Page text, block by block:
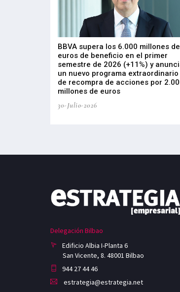
BBVA supera los 6.000 millones de
euros de beneficio en el primer
semestre de 2026 (+11%) y
un nuevo programa extraordinario
de recompra de acciones por
millones de euros
30-Julio-2026
Delegación Bilbao
Edificio Albia I-Planta 6
San Vicente, 8. 48001 Bilbao
944 27 44 46
estrategia@estrategia.net